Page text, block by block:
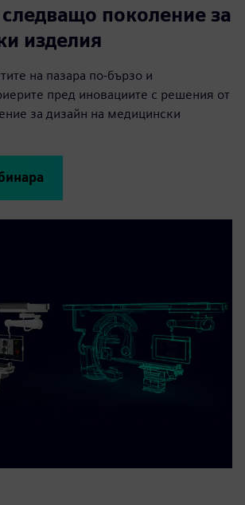
поколение за
изделия
на пазара по-бързо и
пред иновациите с решения от
за дизайн на медицински